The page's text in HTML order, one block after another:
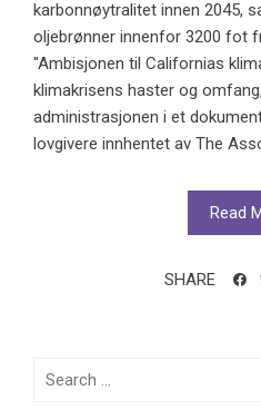
karbonnøytralitet innen 2045,
oljebrønner innenfor 3200 fot
"Ambisjonen til Californias
klimakrisens haster og
administrasjonen i et
lovgivere innhentet av The
Read
SHARE
Search